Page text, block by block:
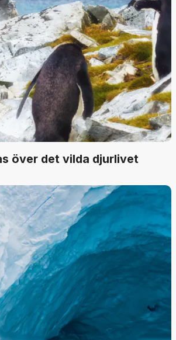
över det vilda djurlivet